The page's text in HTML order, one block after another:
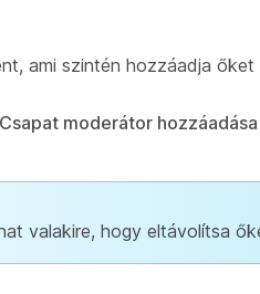
ami szintén hozzáadja őket
Csapat moderátor hozzáadása
valakire, hogy eltávolítsa